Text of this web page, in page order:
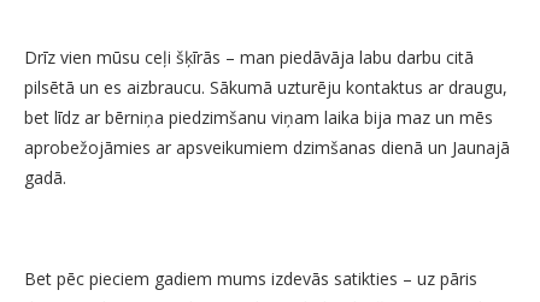
Drīz vien mūsu ceļi šķīrās – man piedāvāja labu darbu citā
pilsētā un es aizbraucu. Sākumā uzturēju kontaktus ar draugu,
bet līdz ar bērniņa piedzimšanu viņam laika bija maz un mēs
aprobežojāmies ar apsveikumiem dzimšanas dienā un Jaunajā
gadā.
Bet pēc pieciem gadiem mums izdevās satikties – uz pāris